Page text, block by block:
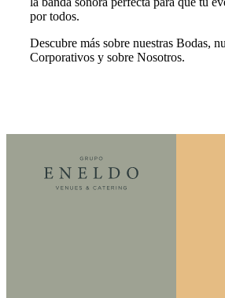
por todos.
Descubre más sobre nuestras Bodas,
Corporativos y sobre Nosotros.